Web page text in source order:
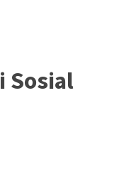
Sosial